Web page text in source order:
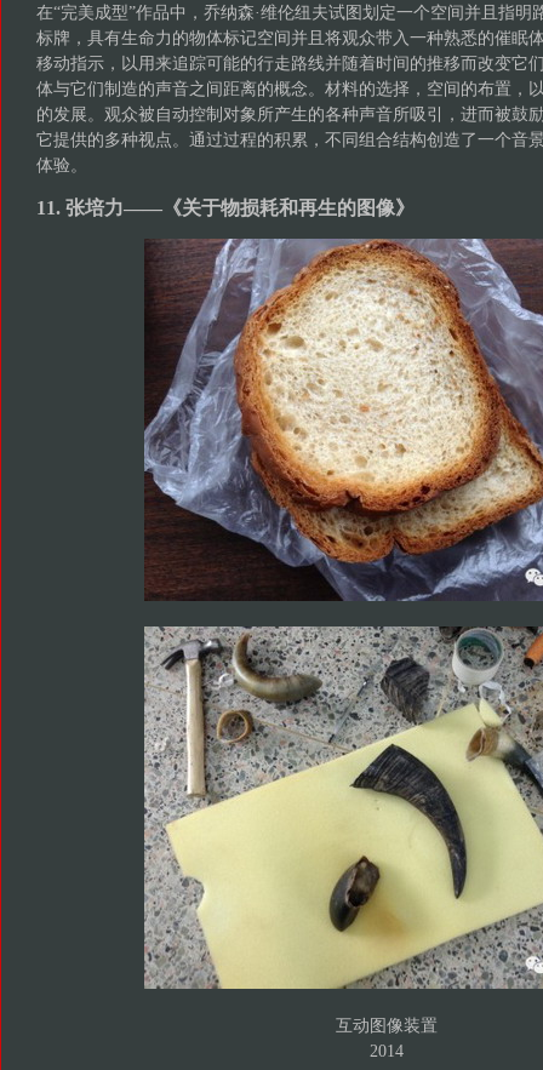
在“完美成型”作品中，乔纳森·维伦纽夫试图划定一个空间并且指明
标牌，具有生命力的物体标记空间并且将观众带入一种熟悉的催眠
移动指示，以用来追踪可能的行走路线并随着时间的推移而改变它
体与它们制造的声音之间距离的概念。材料的选择，空间的布置，
的发展。观众被自动控制对象所产生的各种声音所吸引，进而被鼓
它提供的多种视点。通过过程的积累，不同组合结构创造了一个音
体验。
11. 张培力——《关于物损耗和再生的图像》
互动图像装置
2014